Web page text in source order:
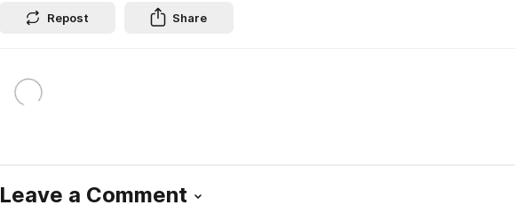
Repost Share
Leave a Comment